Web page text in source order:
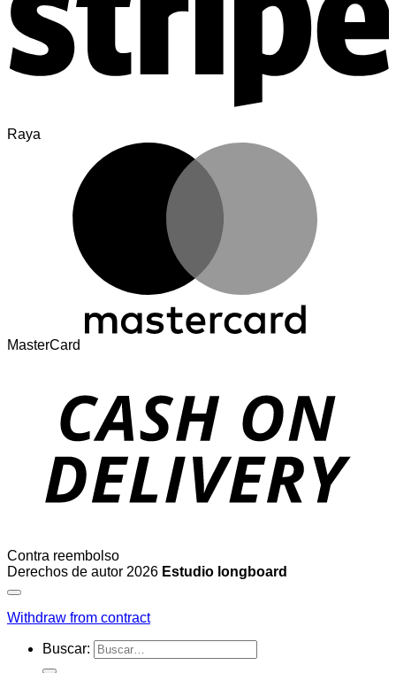
Raya
MasterCard
Contra reembolso
Derechos de autor 2026 Estudio longboard
Withdraw from contract
Buscar: